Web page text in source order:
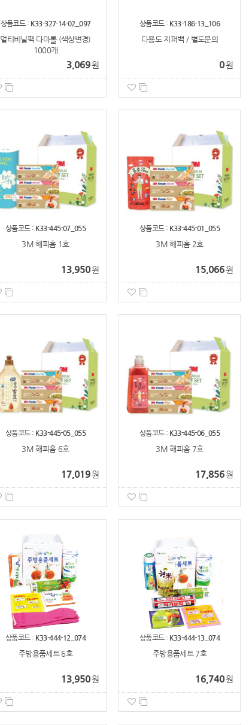
상품코드 : K33-327-14-02_097
멀티비닐팩 다마롤 (색상변경)
1000개
3,069원
상품코드 : K33-186-13_106
다용도 지퍼백 / 별도문의
0원
상품코드 : K33-445-07_055
3M 해피홈 1호
13,950원
상품코드 : K33-445-01_055
3M 해피홈 2호
15,066원
상품코드 : K33-445-05_055
3M 해피홈 6호
17,019원
상품코드 : K33-445-06_055
3M 해피홈 7호
17,856원
상품코드 : K33-444-12_074
주방용품세트 6호
13,950원
상품코드 : K33-444-13_074
주방용품세트 7호
16,740원